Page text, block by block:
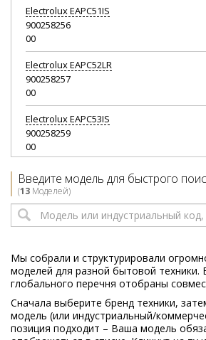
ElectroluxEAPC51IS
900258256
00
ElectroluxEAPC52LR
900258257
00
ElectroluxEAPC53IS
900258259
00
900258260
00
ElectroluxEAPC55EB
00
ElectroluxZ9900EL
00
ElectroluxZ9910EL
Введите модель для быстрого
(13 Моделей)
Мы собрали и структурировали
моделей для разной бытовой техники.
глобального перечня отобраны
Сначала выберите бренд техники,
модель (или индустриальный/
позиция подходит – Ваша модель